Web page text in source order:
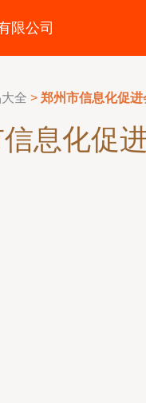
限公司
全 > 郑州市信息化促
息化促